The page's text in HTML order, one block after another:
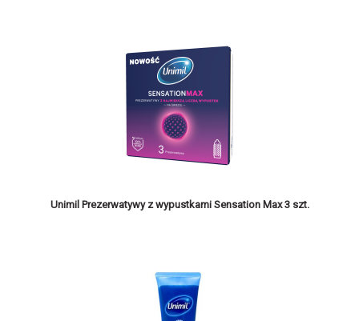
Unimil Prezerwatywy z wypustkami Sensation Max 3 szt.